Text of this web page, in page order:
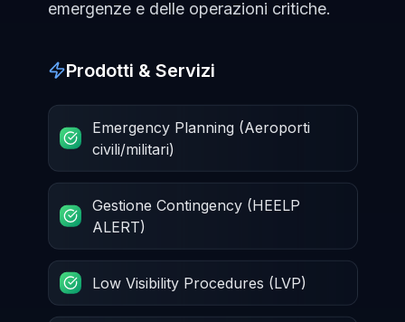
emergenze e delle operazioni critiche.
Prodotti & Servizi
Emergency Planning (Aeroporti
civili/militari)
Gestione Contingency (HEELP
ALERT)
Low Visibility Procedures (LVP)